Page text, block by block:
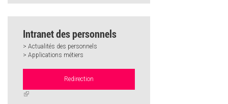
Intranet des personnels
> Actualités des personnels
> Applications métiers
Redirection
(link